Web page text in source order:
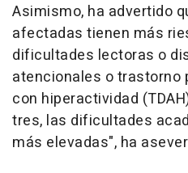
Asimismo, ha advertido
afectadas tienen más
dificultades lectoras o
atencionales o trastorno
con hiperactividad
tres, las dificultades
más elevadas", ha